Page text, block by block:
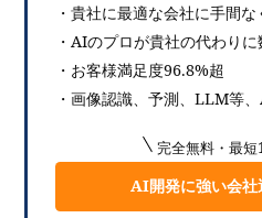
・貴社に最適な会社に手間
・AIのプロが貴社の代わり
・お客様満足度96.8%超
・画像認識、予測、LLM等
完全無料・最
AI開発に強い会社